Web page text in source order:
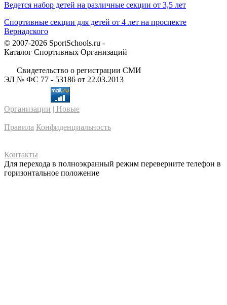
Ведется набор детей на различные секции от 3,5 лет
Спортивные секции для детей от 4 лет на проспекте
Вернадского
© 2007-2026 SportSchools.ru -
Каталог Спортивных Организаций
Свидетельство о регистрации СМИ
ЭЛ № ФС 77 - 53186 от 22.03.2013
Организации | Новые
Правила Конфиденциальность
Контакты
Для перехода в полноэкранный режим переверните телефон в
горизонтальное положение